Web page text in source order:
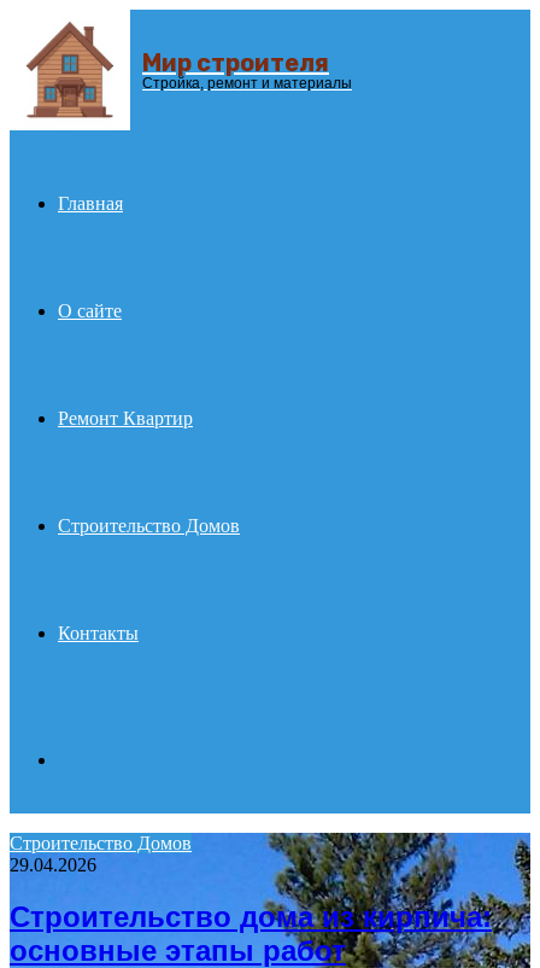
Menu Мир строителя
Стройка, ремонт и материалы
Главная
О сайте
Ремонт Квартир
Строительство Домов
Контакты
for
Строительство Домов
29.04.2026
Строительство дома из кирпича:
основные этапы работ